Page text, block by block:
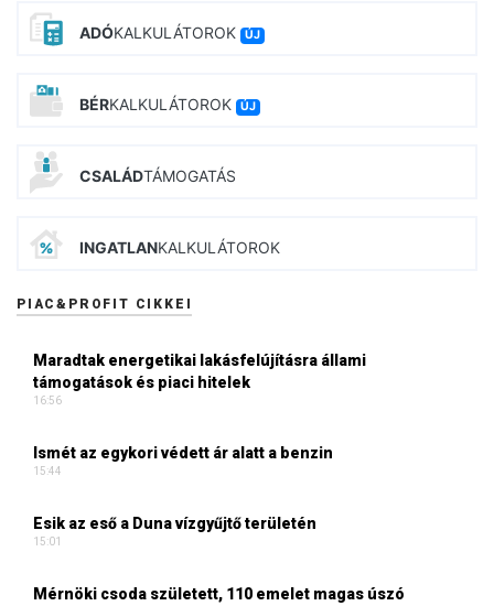
ADÓKALKULÁTOROK ÚJ
BÉRKALKULÁTOROK ÚJ
CSALÁDTÁMOGATÁS
INGATLANKALKULÁTOROK
PIAC&PROFIT CIKKEI
Maradtak energetikai lakásfelújításra állami
támogatások és piaci hitelek
16:56
Ismét az egykori védett ár alatt a benzin
15:44
Esik az eső a Duna vízgyűjtő területén
15:01
Mérnöki csoda született, 110 emelet magas úszó